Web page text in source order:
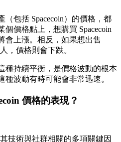
包括 Spacecoin）的價格，都
價格點上，想購買 Spacecoin
會上漲。相反，如果想出售
，價格則會下跌。
種持續平衡，是價格波動的根本
種波動有時可能會非常迅速。
價格的表現？
技術與社群相關的多項關鍵因